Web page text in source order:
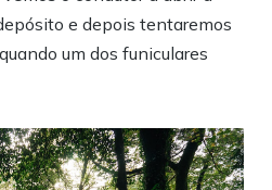
e depois tentaremos
um dos funiculares